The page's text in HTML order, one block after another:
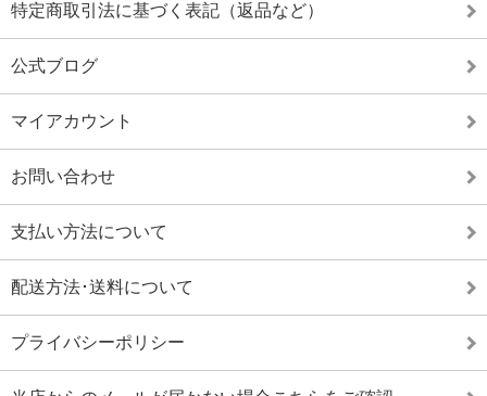
特定商取引法に基づく表記（返品など）
公式ブログ
マイアカウント
お問い合わせ
支払い方法について
配送方法･送料について
プライバシーポリシー